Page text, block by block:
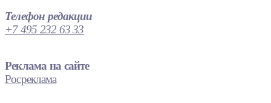
Телефон редакции
+7 495 232 63 33
Реклама на сайте
Росреклама